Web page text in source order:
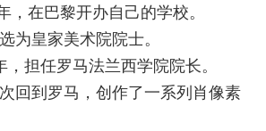
，在巴黎开办自己的学校。
皇家美术院院士。
担任罗马法兰西学院院长。
到罗马，创作了一系列肖像素